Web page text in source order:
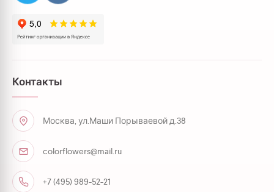
Контакты
Москва, ул.Маши Порываевой д.38
colorflowers@mail.ru
+7 (495) 989-52-21